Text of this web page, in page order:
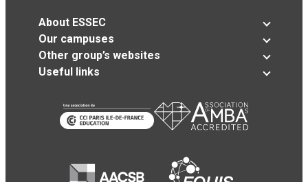
About ESSEC
Our campuses
Other group’s websites
Useful links